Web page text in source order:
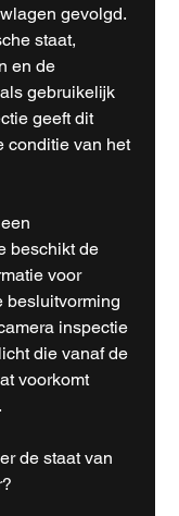
gevolgd.
staat,
en de
gebruikelijk
geeft dit
conditie van het
beschikt de
voor
besluitvorming
inspectie
die vanaf de
voorkomt
de staat van